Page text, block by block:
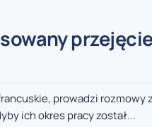
prowadzi
ich okres pracy został...